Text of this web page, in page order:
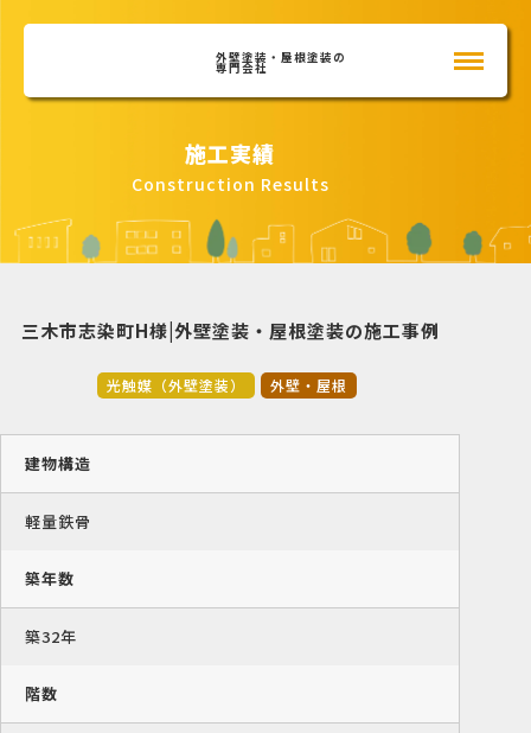
外壁塗装・屋根塗装の
専門会社
施工実績
Construction Results
三木市志染町H様|外壁塗装・屋根塗装の施工事例
光触媒（外壁塗装） 外壁・屋根
建物構造
軽量鉄骨
築年数
築32年
階数